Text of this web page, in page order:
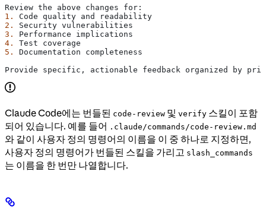
Review the above changes for:
1.
Code quality and readability
2.
Security vulnerabilities
3.
Performance implications
4.
Test coverage
5.
Documentation completeness
Provide specific, actionable feedback organized by
Claude Code에는 번들된 code-review 및 verify 스킬이 포함
되어 있습니다. 예를 들어 .claude/commands/code-review.md
와 같이 사용자 정의 명령어의 이름을 이 중 하나로 지정하면,
사용자 정의 명령어가 번들된 스킬을 가리고 slash_commands
는 이름을 한 번만 나열합니다.